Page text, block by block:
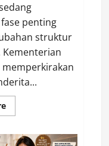
penting
struktur
memperkirakan
Read
more
Prediksi